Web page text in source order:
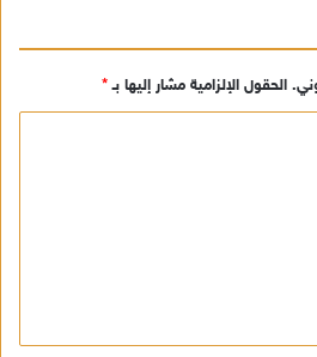
الحقول الإلزامية مشار إليها بـ*